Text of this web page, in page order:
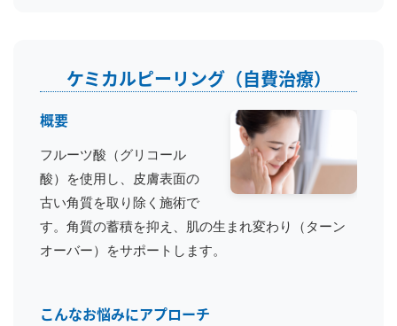
ケミカルピーリング（自費治療）
概要
フルーツ酸（グリコール
酸）を使用し、皮膚表面の
古い角質を取り除く施術で
す。角質の蓄積を抑え、肌の生まれ変わり（ターン
オーバー）をサポートします。
こんなお悩みにアプローチ